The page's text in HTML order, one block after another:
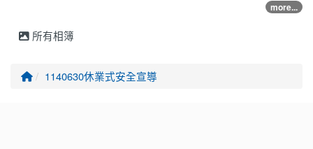
more...
所有相簿
回首頁
1140630休業式安全宣導